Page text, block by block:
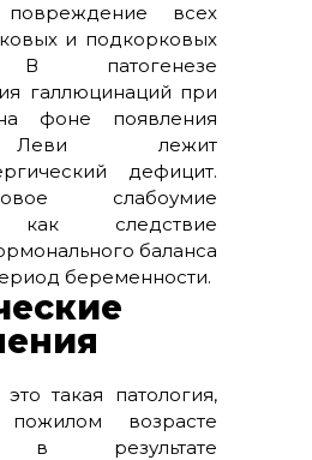
повреждение всех
и подкорковых
В патогенезе
галлюцинаций при
фоне появления
лежит
дефицит.
слабоумие
как следствие
баланса
беременности.
такая патология,
возрасте
в результате